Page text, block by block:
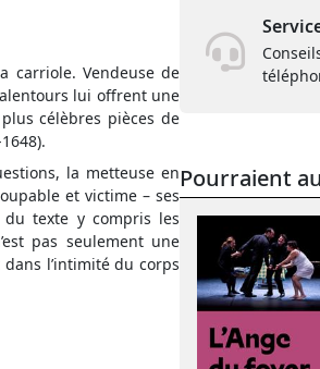
carriole. Vendeuse de
lui offrent une
célèbres pièces de
la metteuse en
et victime – ses
du texte y compris les
pas seulement une
l’intimité du corps
Pourraient